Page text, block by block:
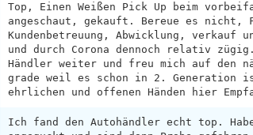
Top, Einen Weißen Pick Up beim
angeschaut, gekauft. Bereue es nicht,
Kundenbetreuung, Abwicklung, verkauf
und durch Corona dennoch relativ
Händler weiter und freu mich auf den
grade weil es schon in 2. Generation
ehrlichen und offenen Händen hier
Ich fand den Autohändler echt top.